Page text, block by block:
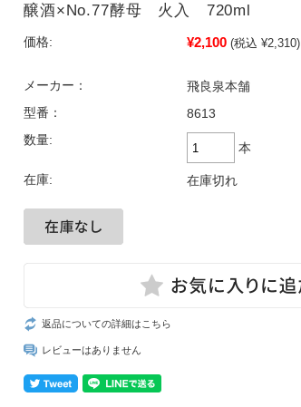
醸酒×No.77酵母 火入 720ml
価格: ¥2,100 (税込 ¥2,310)
メーカー：
飛良泉本舗
型番：
8613
数量:
本
在庫: 在庫切れ
返品についての詳細はこちら
レビューはありません